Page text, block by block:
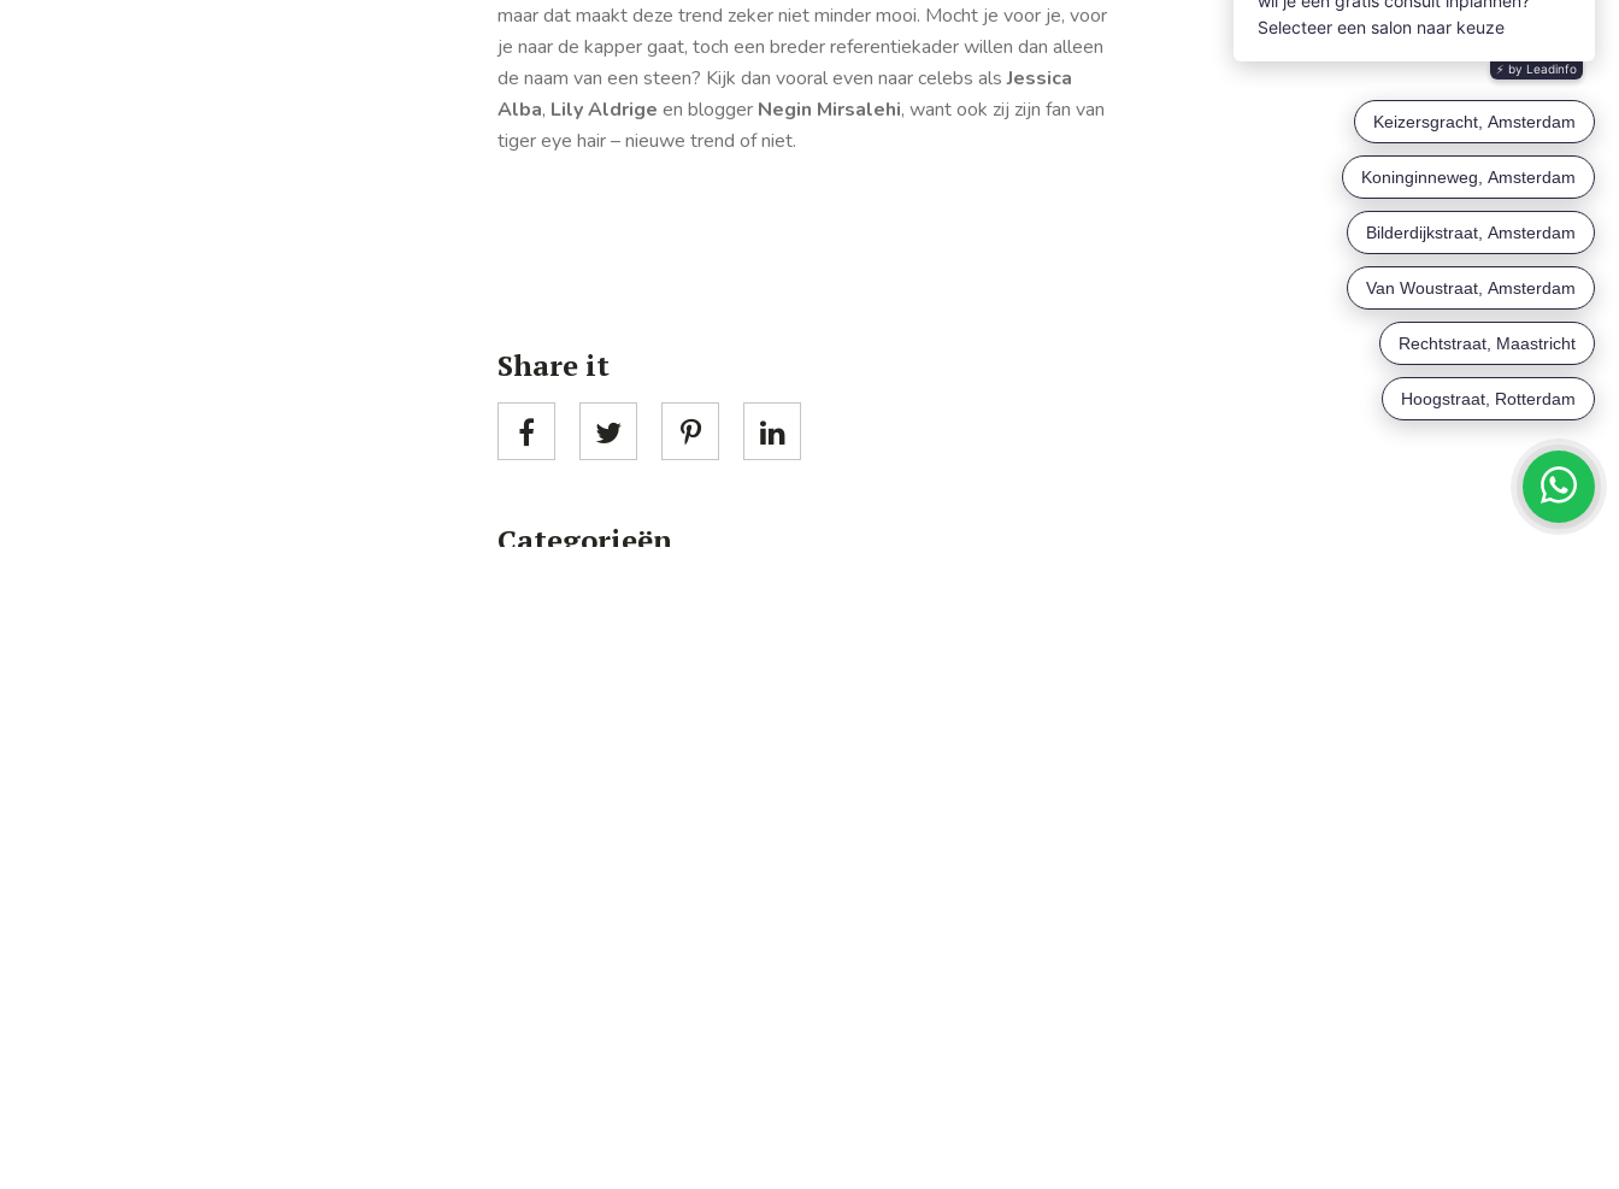
maar dat maakt deze trend zeker niet minder mooi. Mocht je voor je, voor
je naar de kapper gaat, toch een breder referentiekader willen dan alleen
de naam van een steen? Kijk dan vooral even naar celebs alsJessica
Alba, Lily Aldrige en blogger Negin Mirsalehi, want ook zij zijn fan van
tiger eye hair – nieuwe trend of niet.
Share it
Categorieën